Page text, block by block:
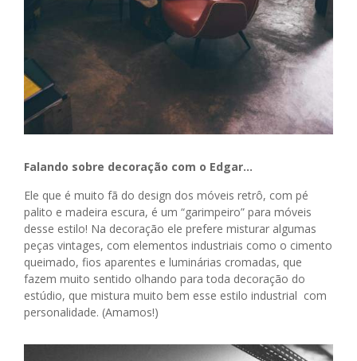
Falando sobre decoração com o Edgar…
Ele que é muito fã do design dos móveis retrô, com pé
palito e madeira escura, é um “garimpeiro” para móveis
desse estilo! Na decoração ele prefere misturar algumas
peças vintages, com elementos industriais como o cimento
queimado, fios aparentes e luminárias cromadas, que
fazem muito sentido olhando para toda decoração do
estúdio, que mistura muito bem esse estilo industrial com
personalidade. (Amamos!)